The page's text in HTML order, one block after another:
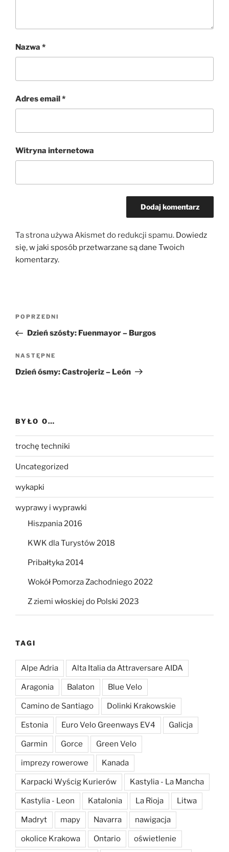
Nazwa *
Adres email*
Witryna internetowa
Ta strona używa Akismet do redukcji spamu. Dowiedz
się, w jaki sposób przetwarzane są dane Twoich
komentarzy.
Nawigacja
Poprzedni
wpis
POPRZEDNI
Dzień szósty: Fuenmayor – Burgos
Następny
wpis
NASTĘPNE
Dzień ósmy: Castrojeriz – León
BYŁO O…
trochę techniki
Uncategorized
wykapki
wyprawy i wyprawki
Hiszpania 2016
KWK dla Turystów 2018
Pribałtyka 2014
Wokół Pomorza Zachodniego 2022
Z ziemi włoskiej do Polski 2023
TAGI
Alpe Adria Alta Italia da Attraversare AIDA
Aragonia Balaton Blue Velo
Camino de Santiago Dolinki Krakowskie
Estonia Euro Velo Greenways EV4 Galicja
Garmin Gorce Green Velo
imprezy rowerowe Kanada
Karpacki Wyścig Kurierów Kastylia - La Mancha
Kastylia - Leon Katalonia La Rioja Litwa
Madryt mapy Navarra nawigacja
okolice Krakowa Ontario oświetlenie